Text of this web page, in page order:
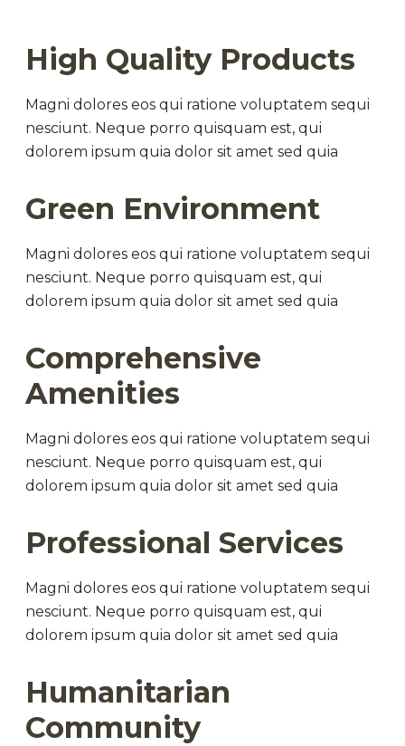
High Quality Products
Magni dolores eos qui ratione voluptatem sequi
nesciunt. Neque porro quisquam est, qui
dolorem ipsum quia dolor sit amet sed quia
Green Environment
Magni dolores eos qui ratione voluptatem sequi
nesciunt. Neque porro quisquam est, qui
dolorem ipsum quia dolor sit amet sed quia
Comprehensive
Amenities
Magni dolores eos qui ratione voluptatem sequi
nesciunt. Neque porro quisquam est, qui
dolorem ipsum quia dolor sit amet sed quia
Professional Services
Magni dolores eos qui ratione voluptatem sequi
nesciunt. Neque porro quisquam est, qui
dolorem ipsum quia dolor sit amet sed quia
Humanitarian
Community